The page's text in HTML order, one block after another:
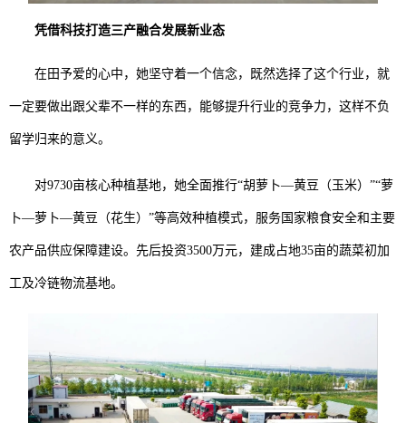
凭借科技打造三产融合发展新业态
在田予爱的心中，她坚守着一个信念，既然选择了这个行业，就
一定要做出跟父辈不一样的东西，能够提升行业的竞争力，这样不负
留学归来的意义。
对9730亩核心种植基地，她全面推行“胡萝卜—黄豆（玉米）”“萝
卜—萝卜—黄豆（花生）”等高效种植模式，服务国家粮食安全和主要
农产品供应保障建设。先后投资3500万元，建成占地35亩的蔬菜初加
工及冷链物流基地。